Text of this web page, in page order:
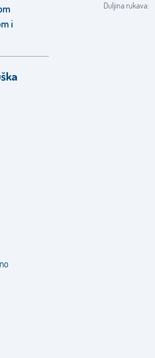
i
Duljina rukava: